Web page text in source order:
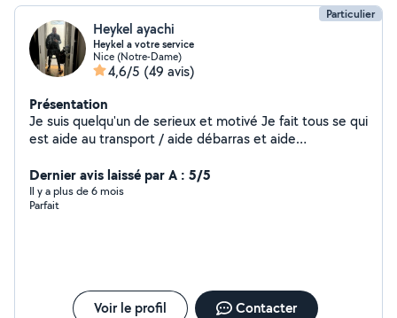
Particulier
Heykel ayachi
Heykel a votre service
Nice (Notre-Dame)
4,6/5 (49 avis)
Présentation
Je suis quelqu'un de serieux et motivé Je fait tous se qui
est aide au transport / aide débarras et aide
petite electricité et petite plomberie Montage et
démontage de meuble
Dernier avis laissé par A : 5/5
Il y a plus de 6 mois
Parfait
Voir le profil Contacter